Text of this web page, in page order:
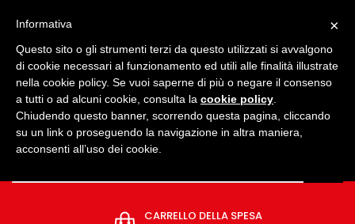
CARRELLO DELLA SPESA
×
Informativa
Questo sito o gli strumenti terzi da questo utilizzati si avvalgono
di cookie necessari al funzionamento ed utili alle finalità illustrate
nella cookie policy. Se vuoi saperne di più o negare il consenso
a tutti o ad alcuni cookie, consulta la cookie policy
Chiudendo questo banner, scorrendo questa pagina, cliccando
su un link o proseguendo la navigazione in altra maniera,
acconsenti all’uso dei cookie.